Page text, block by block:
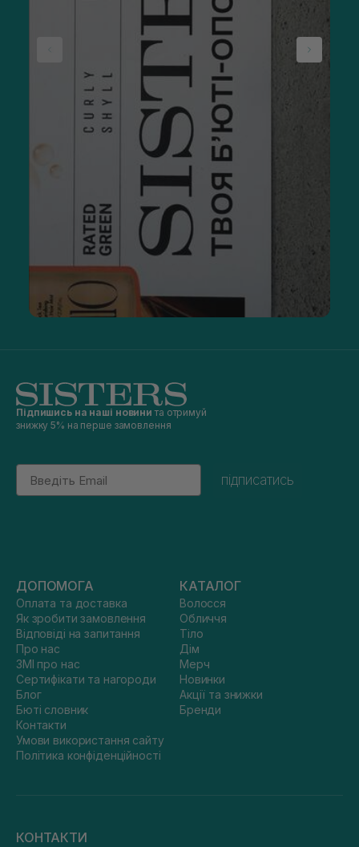
Підпишись на наші новини та отримуй
знижку 5% на перше замовлення
Email
підписатись
ДОПОМОГА
Оплата та доставка
Як зробити замовлення
Відповіді на запитання
Про нас
ЗМІ про нас
Сертифікати та нагороди
Блог
Бюті словник
Контакти
Умови використання сайту
Політика конфіденційності
КАТАЛОГ
Волосся
Обличчя
Тіло
Дім
Мерч
Новинки
Акції та знижки
Бренди
КОНТАКТИ